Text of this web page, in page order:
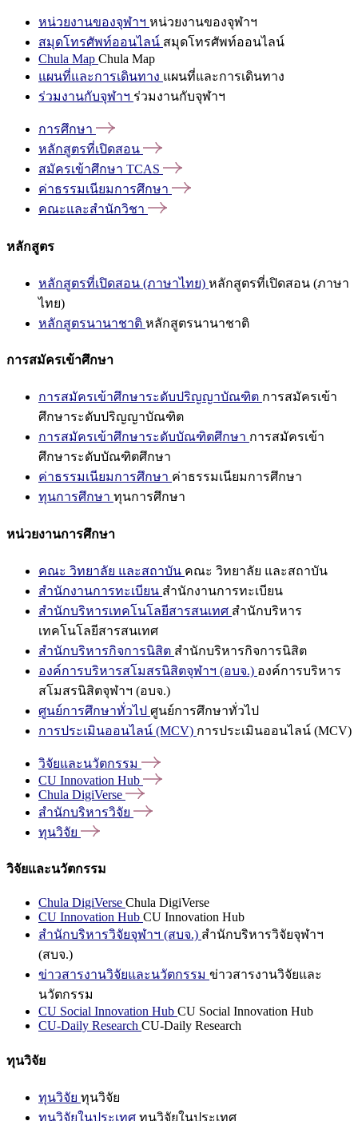
หน่วยงานของจุฬาฯ หน่วยงานของจุฬาฯ
สมุดโทรศัพท์ออนไลน์ สมุดโทรศัพท์ออนไลน์
Chula Map Chula Map
แผนที่และการเดินทาง แผนที่และการเดินทาง
ร่วมงานกับจุฬาฯ ร่วมงานกับจุฬาฯ
การศึกษา
หลักสูตรที่เปิดสอน
สมัครเข้าศึกษา TCAS
ค่าธรรมเนียมการศึกษา
คณะและสำนักวิชา
หลักสูตร
หลักสูตรที่เปิดสอน (ภาษาไทย) หลักสูตรที่เปิดสอน (ภาษา
ไทย)
หลักสูตรนานาชาติ หลักสูตรนานาชาติ
การสมัครเข้าศึกษา
การสมัครเข้าศึกษาระดับปริญญาบัณฑิต การสมัครเข้า
ศึกษาระดับปริญญาบัณฑิต
การสมัครเข้าศึกษาระดับบัณฑิตศึกษา การสมัครเข้า
ศึกษาระดับบัณฑิตศึกษา
ค่าธรรมเนียมการศึกษา ค่าธรรมเนียมการศึกษา
ทุนการศึกษา ทุนการศึกษา
หน่วยงานการศึกษา
คณะ วิทยาลัย และสถาบัน คณะ วิทยาลัย และสถาบัน
สำนักงานการทะเบียน สำนักงานการทะเบียน
สำนักบริหารเทคโนโลยีสารสนเทศ สำนักบริหาร
เทคโนโลยีสารสนเทศ
สำนักบริหารกิจการนิสิต สำนักบริหารกิจการนิสิต
องค์การบริหารสโมสรนิสิตจุฬาฯ (อบจ.) องค์การบริหาร
สโมสรนิสิตจุฬาฯ (อบจ.)
ศูนย์การศึกษาทั่วไป ศูนย์การศึกษาทั่วไป
การประเมินออนไลน์ (MCV) การประเมินออนไลน์ (MCV)
วิจัยและนวัตกรรม
CU Innovation Hub
Chula DigiVerse
สำนักบริหารวิจัย
ทุนวิจัย
วิจัยและนวัตกรรม
Chula DigiVerse Chula DigiVerse
CU Innovation Hub CU Innovation Hub
สำนักบริหารวิจัยจุฬาฯ (สบจ.) สำนักบริหารวิจัยจุฬาฯ
(สบจ.)
ข่าวสารงานวิจัยและนวัตกรรม ข่าวสารงานวิจัยและ
นวัตกรรม
CU Social Innovation Hub CU Social Innovation Hub
CU-Daily Research CU-Daily Research
ทุนวิจัย
ทุนวิจัย ทุนวิจัย
ทุนวิจัยในประเทศ ทุนวิจัยในประเทศ